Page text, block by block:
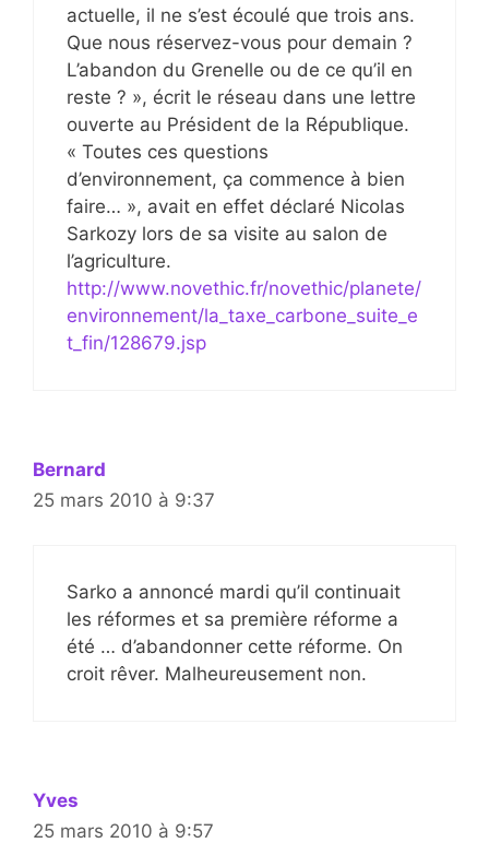
actuelle, il ne s’est écoulé que trois ans.
Que nous réservez-vous pour demain ?
L’abandon du Grenelle ou de ce qu’il en
reste ? », écrit le réseau dans une lettre
ouverte au Président de la République.
« Toutes ces questions
d’environnement, ça commence à bien
faire… », avait en effet déclaré Nicolas
Sarkozy lors de sa visite au salon de
l’agriculture.
http://www.novethic.fr/novethic/planete/
environnement/la_taxe_carbone_suite_e
t_fin/128679.jsp
Bernard
25 mars 2010 à 9:37
Sarko a annoncé mardi qu’il continuait
les réformes et sa première réforme a
été … d’abandonner cette réforme. On
croit rêver. Malheureusement non.
Yves
25 mars 2010 à 9:57